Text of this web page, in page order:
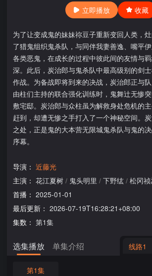
立即播放 收藏
为了让变成鬼的妹妹祢豆子重新变回人类，
了猎鬼组织鬼杀队，与同伴我妻善逸、嘴平
各类恶鬼，在成长的过程中彼此间的友情与
深。此后，炭治郎与鬼杀队中最高级别的剑
作战。为备战即将到来的决战，炭治郎正与
由柱们主持的联合强化训练时，鬼舞辻无惨
敷宅邸。炭治郎与众柱虽为解救身处危机的
赶到，却遭无惨之手打入了一个神秘空间。
之处，正是鬼的大本营无限城鬼杀队与鬼的
序幕。
导演： 近藤光
主演： 花江夏树 / 鬼头明里 / 下野纮 / 松冈祯
首播： 2025-01-01
最后更新： 2026-07-19T16:28:21+08:00
集数： 第1集
选集播放 单集介绍 线路1
第1集